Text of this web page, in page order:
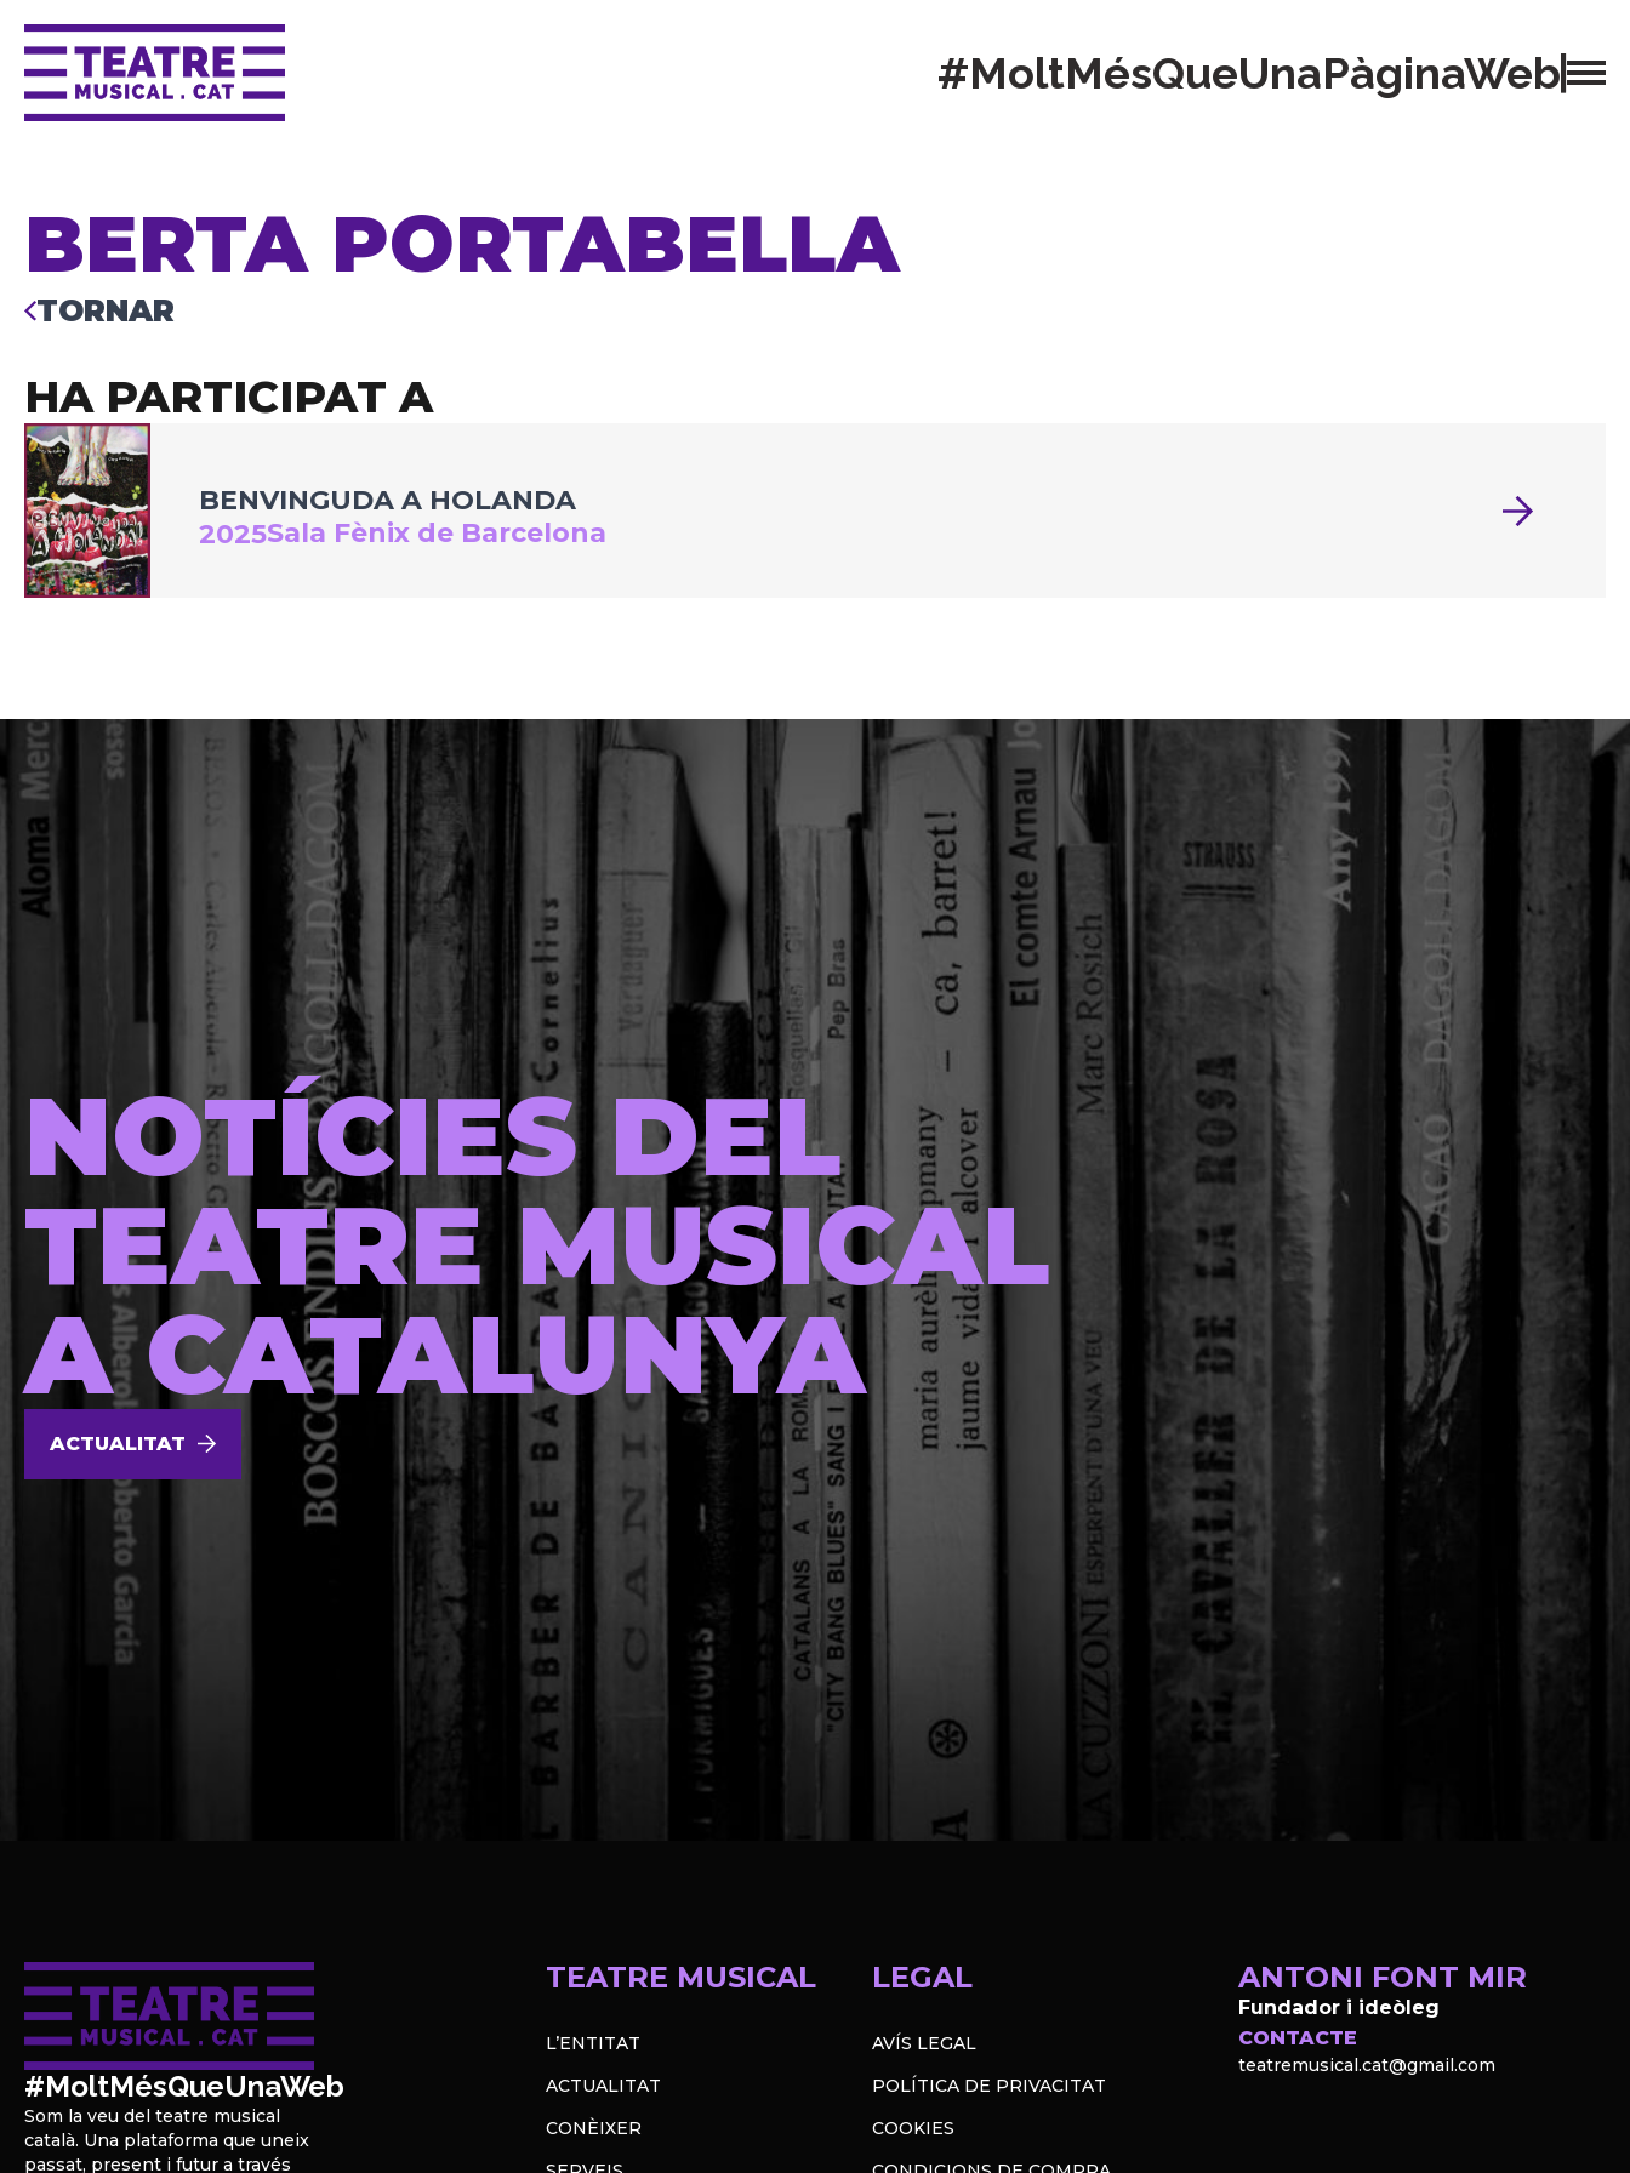
#MoltMésQueUnaPàginaWeb
BERTA PORTABELLA
TORNAR
HA PARTICIPAT A
BENVINGUDA A HOLANDA
2025Sala Fènix de Barcelona
NOTÍCIES DEL
TEATRE MUSICAL
A CATALUNYA
ACTUALITAT
#MoltMésQueUnaWeb
Som la veu del teatre musical
català. Una plataforma que uneix
passat, present i futur a través
TEATRE MUSICAL
L’ENTITAT
ACTUALITAT
CONÈIXER
LEGAL
AVÍS LEGAL
POLÍTICA DE PRIVACITAT
COOKIES
ANTONI FONT MIR
Fundador i ideòleg
CONTACTE
teatremusical.cat@gmail.com